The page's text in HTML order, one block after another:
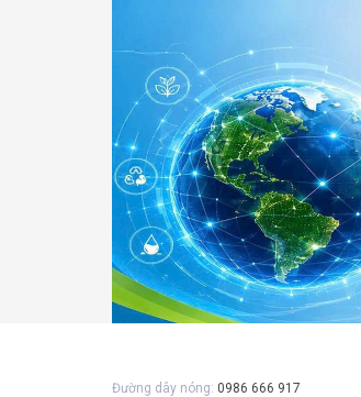
Đường dây nóng: 0986 666 917